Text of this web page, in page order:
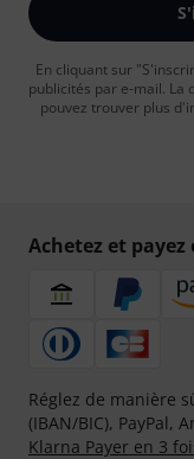
En cliquant sur
publicités par e-mail. La
pouvez trouver plus
Achetez et
Réglez de manière
(IBAN/BIC), PayPal,
Klarna Payer en 3